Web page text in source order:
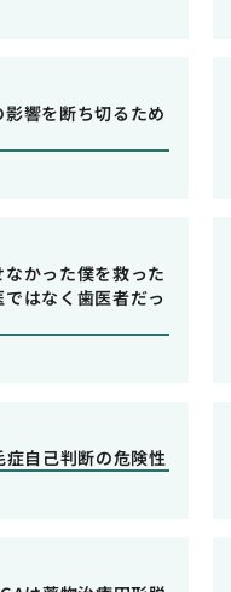
響を断ち切るため
かった僕を救った
はなく歯医者だっ
症自己判断の危険性